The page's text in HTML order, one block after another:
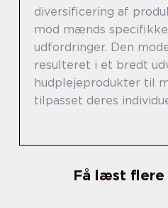
diversificering af
mod mænds
udfordringer. Den
resulteret i et bredt
hudplejeprodukter til
tilpasset deres
Få læst